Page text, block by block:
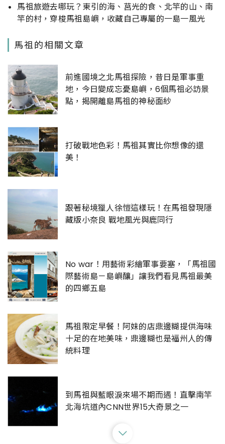
馬祖旅遊去哪玩？東引的海、莒光的食、北竿的山、南
竿的村，穿梭馬祖島嶼，收藏自己專屬的一島一風光
馬祖的相關文章
前進國境之北馬祖探險，昔日是軍事重
地，今日變成忘憂島嶼，6個馬祖必訪景
點，揭開離島馬祖的神秘面紗
打破戰地色彩！馬祖其實比你想像的還
美！
跟著秘境獵人徐愷這樣玩！在馬祖發現隱
藏版小奈良 戰地風光與鹿同行
No war！用藝術彩繪軍事要塞，「馬祖國
際藝術島－島嶼釀」讓我們看見馬祖最美
的四鄉五島
馬祖限定早餐！阿妹的店鼎邊糊提供海味
十足的在地美味，鼎邊糊也是福州人的傳
統料理
到馬祖與藍眼淚來場不期而遇！直擊南竿
北海坑道內CNN世界15大奇景之一